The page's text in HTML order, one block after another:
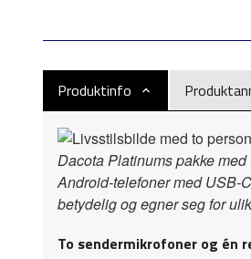
Produktinfo
Dacota Platinums pakke
Android-telefoner med USB-
betydelig og egner seg for
To sendermikrofoner og én